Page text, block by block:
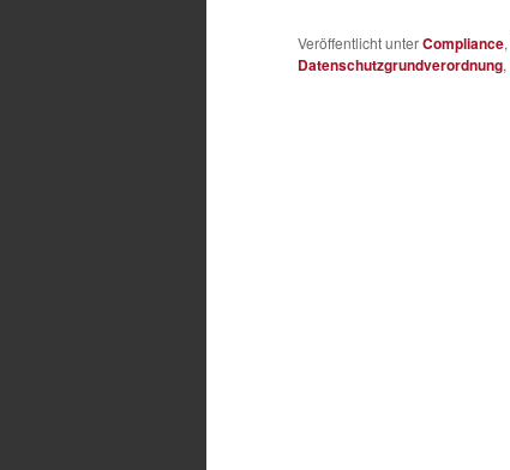
Veröffentlicht unterCompliance,
Datenschutzgrundverordnung,